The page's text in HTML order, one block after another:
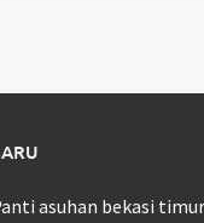
asuhan bekasi timur